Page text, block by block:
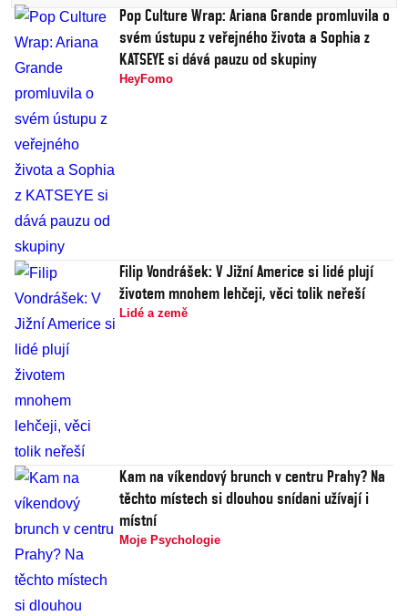
Pop Culture Wrap: Ariana Grande promluvila o
svém ústupu z veřejného života a Sophia z
KATSEYE si dává pauzu od skupiny
HeyFomo
Filip Vondrášek: V Jižní Americe si lidé plují
životem mnohem lehčeji, věci tolik neřeší
Lidé a země
Kam na víkendový brunch v centru Prahy? Na
těchto místech si dlouhou snídani užívají i
místní
Moje Psychologie